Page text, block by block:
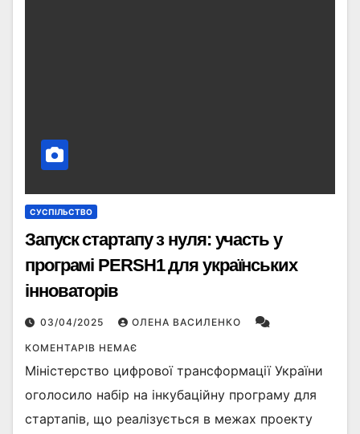
СУСПІЛЬСТВО
Запуск стартапу з нуля: участь у
програмі PERSH1 для українських
інноваторів
03/04/2025 ОЛЕНА ВАСИЛЕНКО
КОМЕНТАРІВ НЕМАЄ
Міністерство цифрової трансформації України
оголосило набір на інкубаційну програму для
стартапів, що реалізується в межах проекту